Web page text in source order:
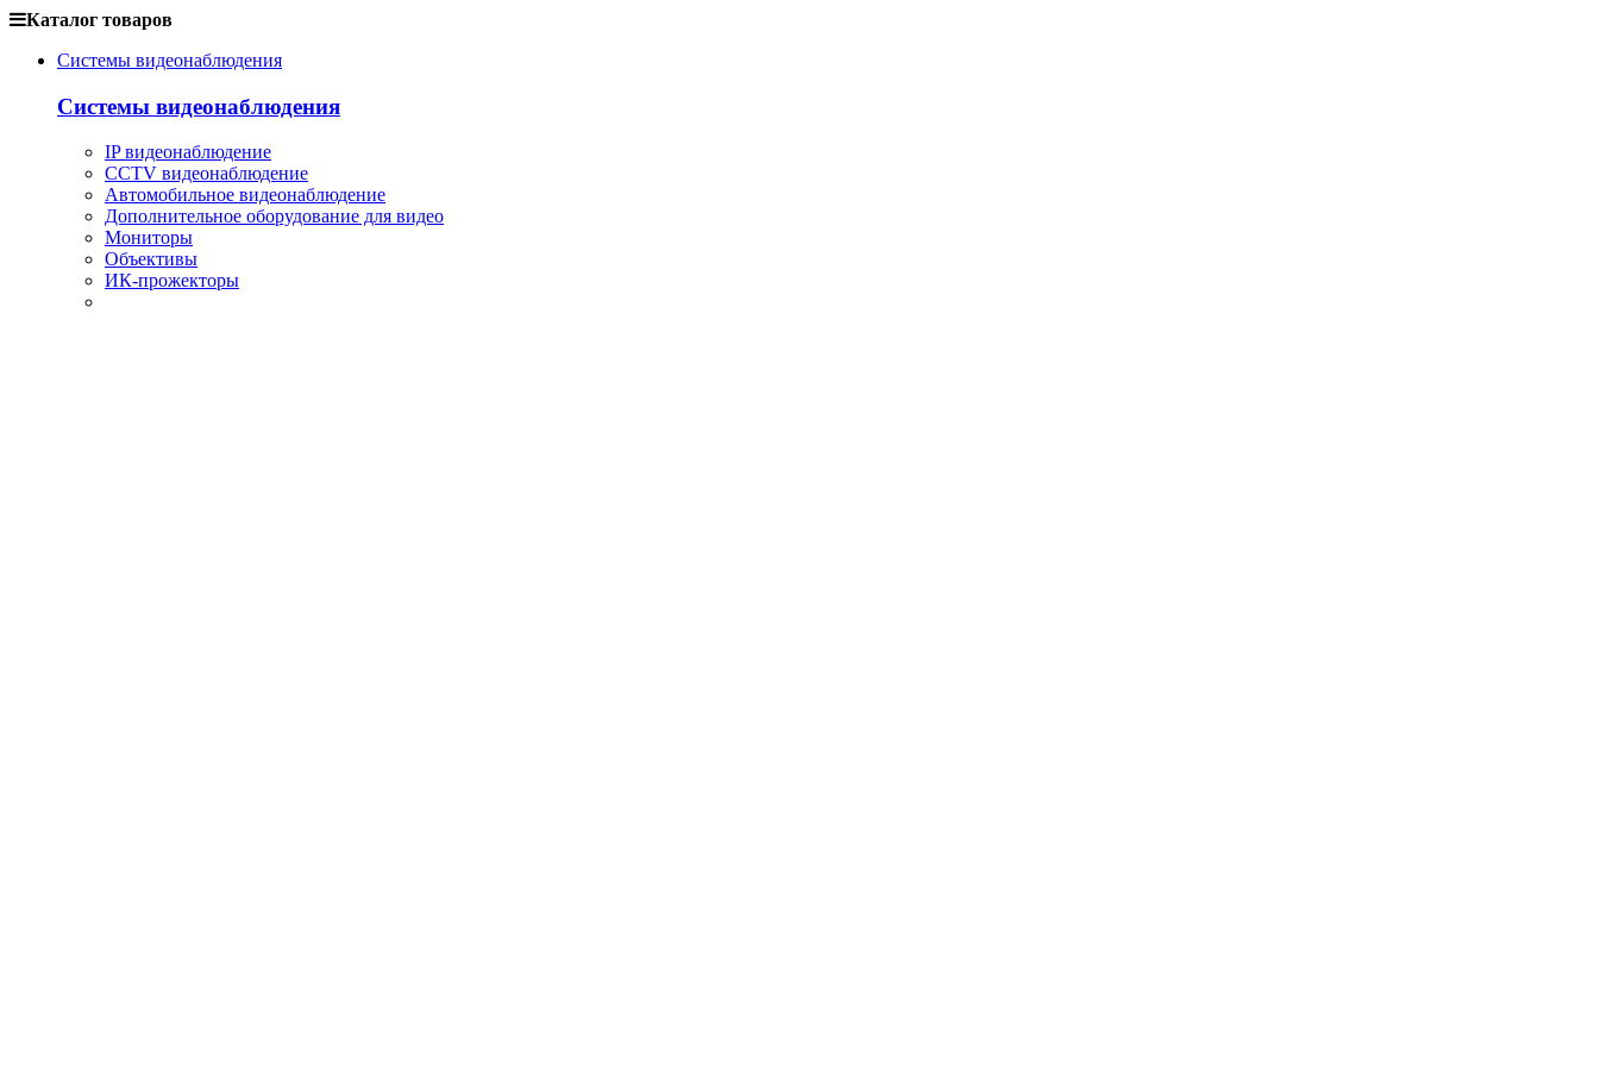
Каталог товаров
Системы видеонаблюдения
Системы видеонаблюдения
IP видеонаблюдение
CCTV видеонаблюдение
Автомобильное видеонаблюдение
Дополнительное оборудование для видео
Мониторы
Объективы
ИК-прожекторы